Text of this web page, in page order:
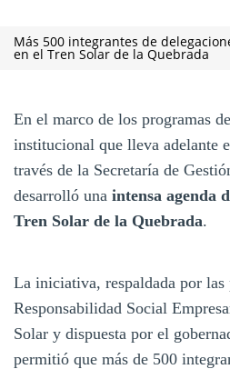
Más 500 integrantes de
en el Tren Solar de la Quebrada
En el marco de los programas
institucional que lleva adelante
través de la Secretaría de
desarrolló una intensa agenda
Tren Solar de la Quebrada.
La iniciativa, respaldada por las
Responsabilidad Social
Solar y dispuesta por el
permitió que más de 500